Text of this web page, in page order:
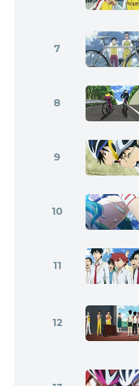
7
8
9
10
11
12